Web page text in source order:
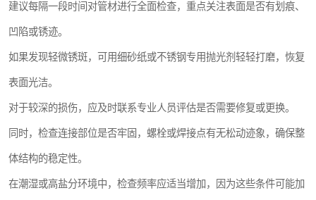
建议每隔一段时间对管材进行全面检查，重点关注表面是否有划痕、
凹陷或锈迹。
如果发现轻微锈斑，可用细砂纸或不锈钢专用抛光剂轻轻打磨，恢复
表面光洁。
对于较深的损伤，应及时联系专业人员评估是否需要修复或更换。
同时，检查连接部位是否牢固，螺栓或焊接点有无松动迹象，确保整
体结构的稳定性。
在潮湿或高盐分环境中，检查频率应适当增加，因为这些条件可能加